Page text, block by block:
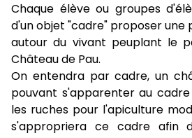
Chaque élève ou groupes
d'un objet "cadre" proposer une
autour du vivant peuplant le
Château de Pau.
On entendra par cadre, un
pouvant s'apparenter au
les ruches pour l'apiculture
s'appropriera ce cadre afin